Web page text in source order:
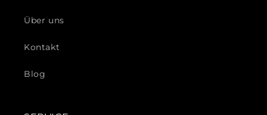
Über uns
Kontakt
Blog